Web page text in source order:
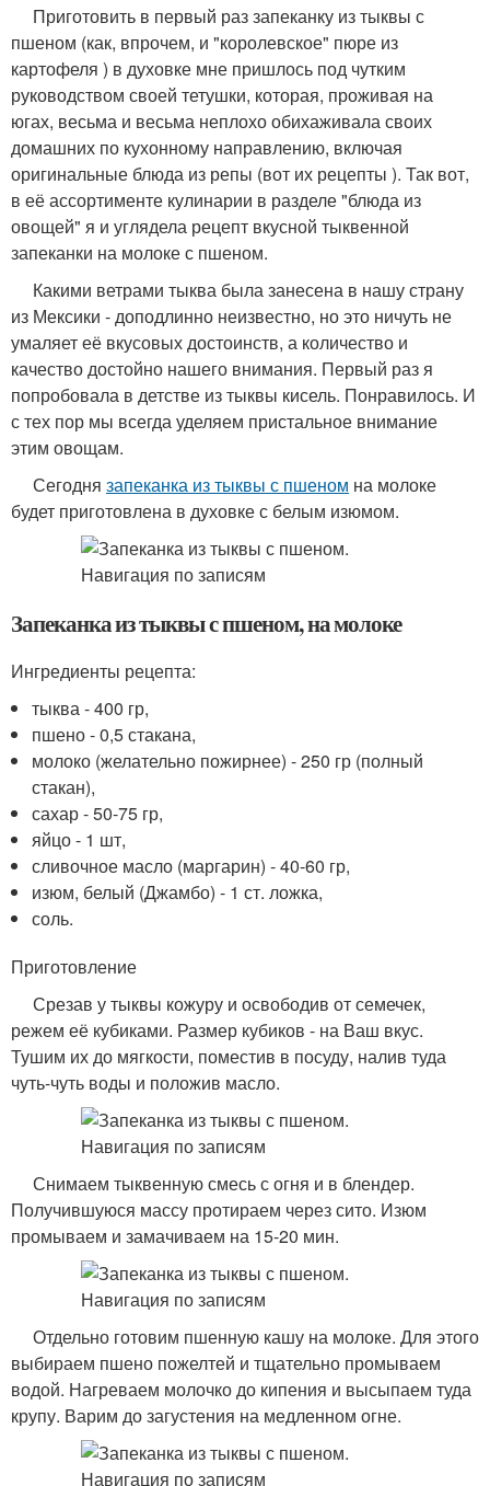
Приготовить в первый раз запеканку из тыквы с
пшеном (как, впрочем, и "королевское" пюре из
картофеля ) в духовке мне пришлось под чутким
руководством своей тетушки, которая, проживая на
югах, весьма и весьма неплохо обихаживала своих
домашних по кухонному направлению, включая
оригинальные блюда из репы (вот их рецепты ). Так вот,
в её ассортименте кулинарии в разделе "блюда из
овощей" я и углядела рецепт вкусной тыквенной
запеканки на молоке с пшеном.
Какими ветрами тыква была занесена в нашу страну
из Мексики - доподлинно неизвестно, но это ничуть не
умаляет её вкусовых достоинств, а количество и
качество достойно нашего внимания. Первый раз я
попробовала в детстве из тыквы кисель. Понравилось. И
с тех пор мы всегда уделяем пристальное внимание
этим овощам.
Сегодня запеканка из тыквы с пшеном на молоке
будет приготовлена в духовке с белым изюмом.
Запеканка из тыквы с пшеном, на молоке
Ингредиенты рецепта:
тыква - 400 гр,
пшено - 0,5 стакана,
молоко (желательно пожирнее) - 250 гр (полный
стакан),
сахар - 50-75 гр,
яйцо - 1 шт,
сливочное масло (маргарин) - 40-60 гр,
изюм, белый (Джамбо) - 1 ст. ложка,
соль.
Приготовление
Срезав у тыквы кожуру и освободив от семечек,
режем её кубиками. Размер кубиков - на Ваш вкус.
Тушим их до мягкости, поместив в посуду, налив туда
чуть-чуть воды и положив масло.
Снимаем тыквенную смесь с огня и в блендер.
Получившуюся массу протираем через сито. Изюм
промываем и замачиваем на 15-20 мин.
Отдельно готовим пшенную кашу на молоке. Для этого
выбираем пшено пожелтей и тщательно промываем
водой. Нагреваем молочко до кипения и высыпаем туда
крупу. Варим до загустения на медленном огне.